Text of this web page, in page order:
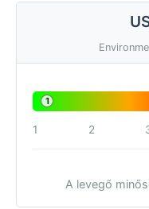
1
1 2
A levegő